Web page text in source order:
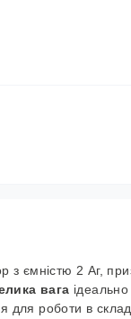
з ємністю 2 Аг,
вага
для роботи в